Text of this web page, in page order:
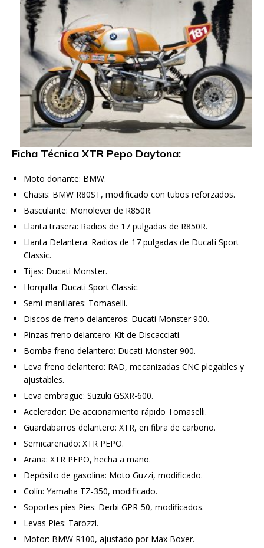
Ficha Técnica XTR Pepo Daytona:
Moto donante: BMW.
Chasis: BMW R80ST, modificado con tubos reforzados.
Basculante: Monolever de R850R.
Llanta trasera: Radios de 17 pulgadas de R850R.
Llanta Delantera: Radios de 17 pulgadas de Ducati Sport
Classic.
Tijas: Ducati Monster.
Horquilla: Ducati Sport Classic.
Semi-manillares: Tomaselli.
Discos de freno delanteros: Ducati Monster 900.
Pinzas freno delantero: Kit de Discacciati.
Bomba freno delantero: Ducati Monster 900.
Leva freno delantero: RAD, mecanizadas CNC plegables y
ajustables.
Leva embrague: Suzuki GSXR-600.
Acelerador: De accionamiento rápido Tomaselli.
Guardabarros delantero: XTR, en fibra de carbono.
Semicarenado: XTR PEPO.
Araña: XTR PEPO, hecha a mano.
Depósito de gasolina: Moto Guzzi, modificado.
Colín: Yamaha TZ-350, modificado.
Soportes pies Pies: Derbi GPR-50, modificados.
Levas Pies: Tarozzi.
Motor: BMW R100, ajustado por Max Boxer.